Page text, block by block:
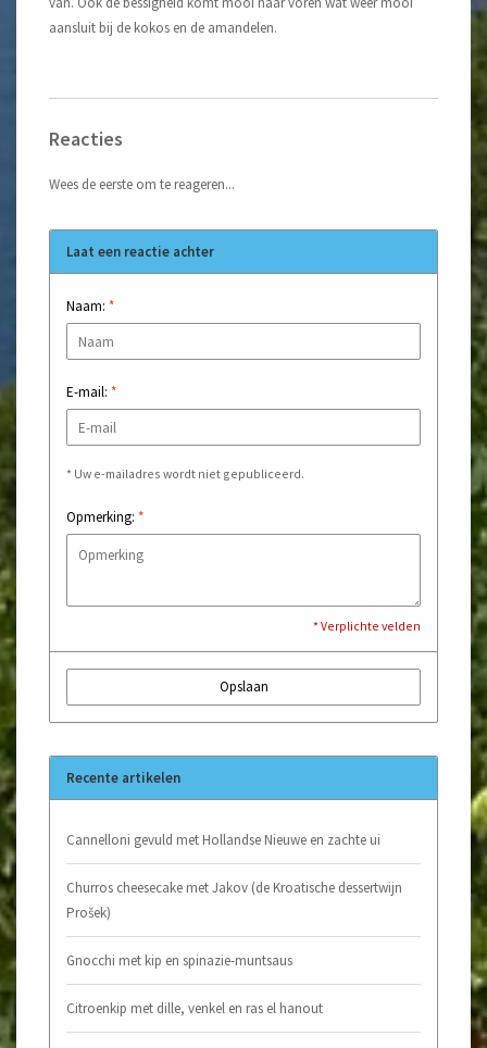
aansluit bij de kokos en de amandelen.
Reacties
Wees de eerste om te reageren...
Laat een reactie achter
Naam: *
E-mail: *
* Uw e-mailadres wordt niet gepubliceerd.
Opmerking: *
* Verplichte velden
Opslaan
Recente artikelen
Cannelloni gevuld met Hollandse Nieuwe en zachte ui
Churros cheesecake met Jakov (de Kroatische dessertwijn
Prošek)
Gnocchi met kip en spinazie-muntsaus
Citroenkip met dille, venkel en ras el hanout